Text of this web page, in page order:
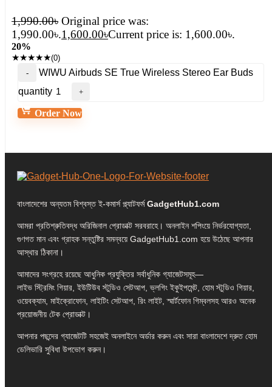
1,990.00৳ Original price was:
1,990.00৳.1,600.00৳Current price is: 1,600.00৳.
20%
★★★★★(0)
WIWU Airbuds SE True Wireless Stereo Ear Buds
quantity
Order Now
বাংলাদেশের অন্যতম বিশ্বস্ত ই-কমার্স প্ল্যাটফর্মGadgetHub1.com
আমরা প্রতিশ্রুতিবদ্ধ অরিজিনাল প্রোডাক্ট সরবরাহে। অনলাইন শপিংয়ে নির্ভরযোগ্যতা,
গুণগত মান এবং গ্রাহক সন্তুষ্টির সমন্বয়ে GadgetHub1.com হয়ে উঠেছে আপনার
আস্থার ঠিকানা।
আমাদের সংগ্রহে রয়েছে আধুনিক প্রযুক্তির সর্বাধুনিক গ্যাজেটসমূহ—
লাইভ স্ট্রিমিং গিয়ার, ইউটিউব স্টুডিও সেটআপ, ভ্লগিং ইকুইপমেন্ট, হোম স্টুডিও গিয়ার,
ওয়েবক্যাম, মাইক্রোফোন, লাইটিং সেটআপ, রিং লাইট, স্মার্টফোন গিম্বলসহ আরও অনেক
প্রয়োজনীয় টেক প্রোডাক্ট।
আপনার পছন্দের গ্যাজেটটি সহজেই অনলাইনে অর্ডার করুন এবং সারা বাংলাদেশে দ্রুত হোম
ডেলিভারি সুবিধা উপভোগ করুন।